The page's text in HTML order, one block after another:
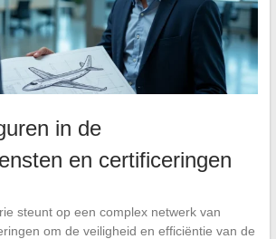
in de
en certificeringen
steunt op een complex netwerk van
om de veiligheid en efficiëntie van de